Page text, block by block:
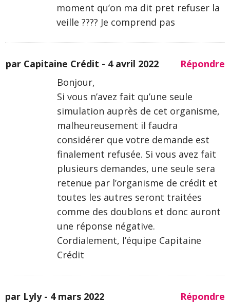
moment qu’on ma dit pret refuser la
veille ???? Je comprend pas
par Capitaine Crédit - 4 avril 2022
Répondre
Bonjour,
Si vous n’avez fait qu’une seule
simulation auprès de cet organisme,
malheureusement il faudra
considérer que votre demande est
finalement refusée. Si vous avez fait
plusieurs demandes, une seule sera
retenue par l’organisme de crédit et
toutes les autres seront traitées
comme des doublons et donc auront
une réponse négative.
Cordialement, l’équipe Capitaine
Crédit
par Lyly - 4 mars 2022
Répondre